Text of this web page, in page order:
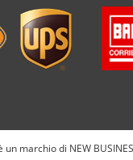
marchio di NEW